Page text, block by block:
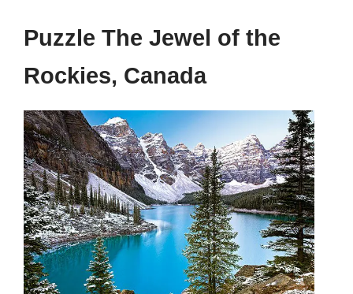
Puzzle The Jewel of the
Rockies, Canada